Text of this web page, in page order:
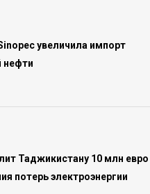
увеличила импорт
нефти
Таджикистану 10 млн евро
потерь электроэнергии